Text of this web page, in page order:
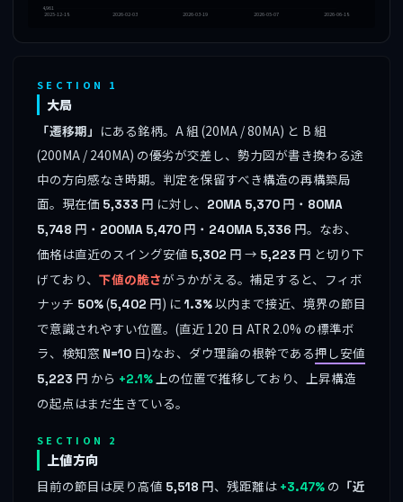
4,961
2025-12-18
2026-02-03 2026-03-19 2026-05-07 2026-06-18
SECTION 1
大局
「遷移期」 にある銘柄。A 組 (20MA / 80MA) と B 組
(200MA / 240MA) の優劣が交差し、勢力図が書き換わる途
中の方向感なき時期。判定を保留すべき構造の再構築局
面。現在価 5,333 円 に対し、 20MA 5,370 円・ 80MA
5,748 円・ 200MA 5,470 円・ 240MA 5,336 円。なお、
価格は直近のスイング安値 5,302 円 → 5,223 円 と切り下
げており、 下値の脆さがうかがえる。補足すると、フィボ
ナッチ 50%(5,402 円) に1.3%以内まで接近、境界の節目
で意識されやすい位置。(直近 120 日 ATR 2.0% の標準ボ
ラ、検知窓 N=10 日)なお、ダウ理論の根幹である押し安値
5,223 円 から +2.1%上の位置で推移しており、上昇構造
の起点はまだ生きている。
SECTION 2
上値方向
目前の節目は戻り高値 5,518 円、残距離は +3.47% の 「近